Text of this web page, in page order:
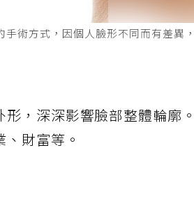
手術方式，因個人臉形不同而有差異
形，深深影響臉部整體輪廓
財富等。